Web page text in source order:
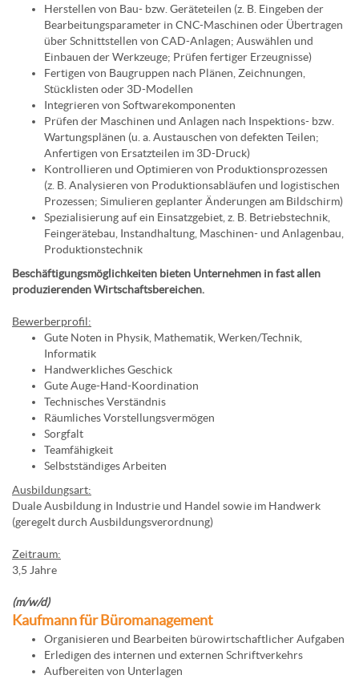
Herstellen von Bau- bzw. Geräteteilen (z. B. Eingeben der
Bearbeitungsparameter in CNC-Maschinen oder Übertragen
über Schnittstellen von CAD-Anlagen; Auswählen und
Einbauen der Werkzeuge; Prüfen fertiger Erzeugnisse)
Fertigen von Baugruppen nach Plänen, Zeichnungen,
Stücklisten oder 3D-Modellen
Integrieren von Softwarekomponenten
Prüfen der Maschinen und Anlagen nach Inspektions- bzw.
Wartungsplänen (u. a. Austauschen von defekten Teilen;
Anfertigen von Ersatzteilen im 3D-Druck)
Kontrollieren und Optimieren von Produktionsprozessen
(z. B. Analysieren von Produktionsabläufen und logistischen
Prozessen; Simulieren geplanter Änderungen am Bildschirm)
Spezialisierung auf ein Einsatzgebiet, z. B. Betriebstechnik,
Feingerätebau, Instandhaltung, Maschinen- und Anlagenbau,
Produktionstechnik
Beschäftigungsmöglichkeiten bieten Unternehmen in fast allen
produzierenden Wirtschaftsbereichen.
Bewerberprofil:
Gute Noten in Physik, Mathematik, Werken/Technik,
Informatik
Handwerkliches Geschick
Gute Auge-Hand-Koordination
Technisches Verständnis
Räumliches Vorstellungsvermögen
Sorgfalt
Teamfähigkeit
Selbstständiges Arbeiten
Ausbildungsart:
Duale Ausbildung in Industrie und Handel sowie im Handwerk
(geregelt durch Ausbildungsverordnung)
Zeitraum:
3,5 Jahre
(m/w/d)
Kaufmann für Büromanagement
Organisieren und Bearbeiten bürowirtschaftlicher Aufgaben
Erledigen des internen und externen Schriftverkehrs
Aufbereiten von Unterlagen